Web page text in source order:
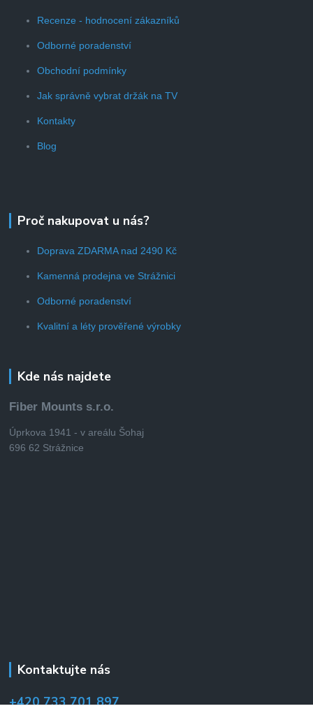
Recenze - hodnocení zákazníků
Odborné poradenství
Obchodní podmínky
Jak správně vybrat držák na TV
Kontakty
Blog
Proč nakupovat u nás?
Doprava ZDARMA nad 2490 Kč
Kamenná prodejna ve Strážnici
Odborné poradenství
Kvalitní a léty prověřené výrobky
Kde nás najdete
Fiber Mounts s.r.o.
Úprkova 1941 - v areálu Šohaj
696 62 Strážnice
Kontaktujte nás
+420 733 701 897